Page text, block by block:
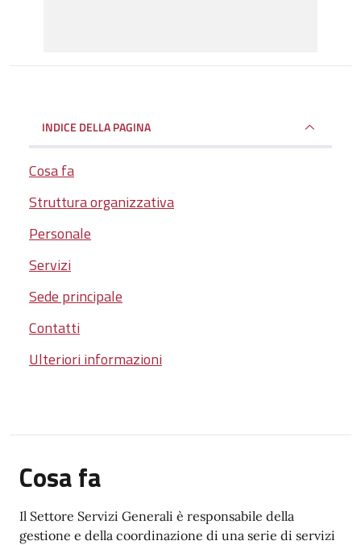
INDICE DELLA PAGINA
Cosa fa
Struttura organizzativa
Personale
Servizi
Sede principale
Contatti
Ulteriori informazioni
Cosa fa
Il Settore Servizi Generali è responsabile della
gestione e della coordinazione di una serie di servizi